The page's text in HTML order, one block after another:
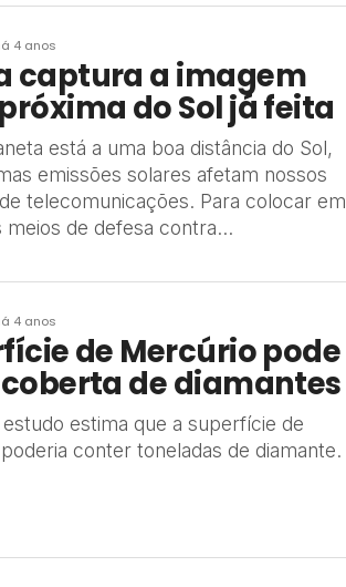
4 anos
captura a imagem
do Sol já feita
está a uma boa distância do Sol,
emissões solares afetam nossos
telecomunicações. Para colocar em
meios de defesa contra...
4 anos
de Mercúrio pode
de diamantes
estima que a superfície de
conter toneladas de diamante.